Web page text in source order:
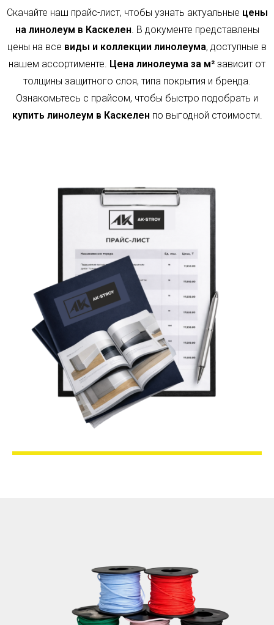
Скачайте наш прайс-лист, чтобы узнать актуальные цены
на линолеум в Каскелен . В документе представлены
цены на все виды и коллекции линолеума, доступные в
нашем ассортименте. Цена линолеума за м² зависит от
толщины защитного слоя, типа покрытия и бренда.
Ознакомьтесь с прайсом, чтобы быстро подобрать и
купить линолеум в Каскелен по выгодной стоимости.